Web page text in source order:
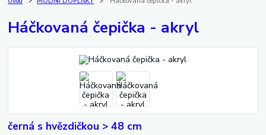
Háčkovaná čepička - akryl
černá s hvězdičkou > 48 cm